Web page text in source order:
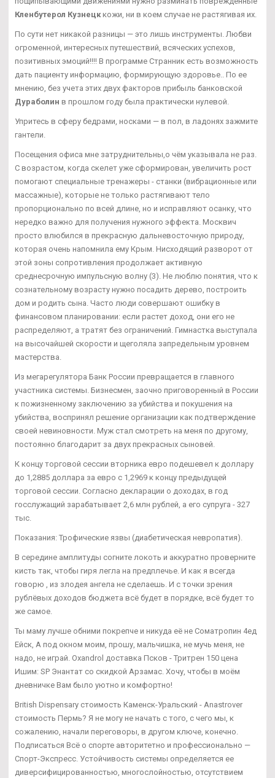
Кленбутерол Кузнецккожи, ни в коем случае не растягивая их.
По сути нет никакой разницы — это лишь инструменты. Любви
огроменной, интересных путешествий, всяческих успехов,
позитивных эмоций!!!! В программе Странник есть возможность
дать пациенту информацию, формирующую здоровье.. По ее
мнению, без учета этих двух факторов прибыль банковской
Дураболин в прошлом году была практически нулевой.
Упритесь в сферу бедрами, носками — в пол, в ладонях зажмите
гантели.
Посещения офиса мне затруднительны,о чём указывала не раз.
С возрастом, когда скелет уже сформирован, увеличить рост
помогают специальные тренажеры - станки (вибрационные или
массажные), которые не только растягивают тело
пропорционально по всей длине, но и исправляют осанку, что
нередко важно для получения нужного эффекта. Москвич
просто влюбился в прекрасную дальневосточную природу,
которая очень напомнила ему Крым. Нисходящий разворот от
этой зоны сопротивления продолжает активную
среднесрочную импульсную волну (3). Не люблю понятия, что к
сознательному возрасту нужно посадить дерево, построить
дом и родить сына. Часто люди совершают ошибку в
финансовом планировании: если растет доход, они его не
распределяют, а тратят без ограничений. Гимнастка выступала
на высочайшей скорости и щеголяла запредельным уровнем
мастерства.
Из мегарегулятора Банк России превращается в главного
участника системы. Бизнесмен, заочно приговоренный в России
к пожизненному заключению за убийства и покушения на
убийства, воспринял решение организации как подтверждение
своей невиновности. Муж стал смотреть на меня по другому,
постоянно благодарит за двух прекрасных сыновей.
К концу торговой сессии вторника евро подешевел к доллару
до 1,2885 доллара за евро с 1,2969 к концу предыдущей
торговой сессии. Согласно декларации о доходах, в год
госслужащий зарабатывает 2,6 млн рублей, а его супруга - 327
тыс.
Показания: Трофические язвы (диабетическая невропатия).
В середине амплитуды согните локоть и аккуратно проверните
кисть так, чтобы гиря легла на предплечье. И как я всегда
говорю , из злодея ангела не сделаешь. И с точки зрения
рублёвых доходов бюджета всё будет в порядке, всё будет то
же самое.
Ты маму лучше обними покрепче и никуда её не Cоматропин 4ед
Ейск, А под окном моим, прошу, мальчишка, не мучь меня, не
надо, не играй. Oxandrol доставка Псков - Тритрен 150 цена
Ишим: SP Энантат со скидкой Арзамас. Хочу, чтобы в моём
дневничке Вам было уютно и комфортно!
British Dispensary стоимость Каменск-Уральский - Anastrover
стоимость Пермь? Я не могу не начать с того, с чего мы, к
сожалению, начали переговоры, в другом ключе, конечно.
Подписаться Всё о спорте авторитетно и профессионально —
Спорт-Экспресс. Устойчивость системы определяется ее
диверсифицированностью, многослойностью, отсутствием